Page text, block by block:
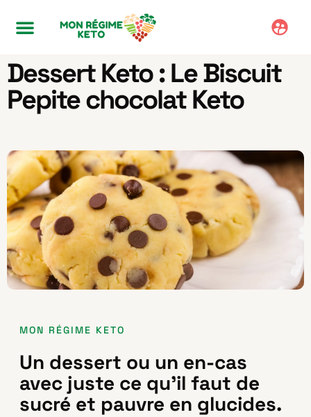
Dessert Keto : Le Biscuit
Pepite chocolat Keto
MON RÉGIME KETO
Un dessert ou un en-cas
avec juste ce qu’il faut de
sucré et pauvre en glucides.